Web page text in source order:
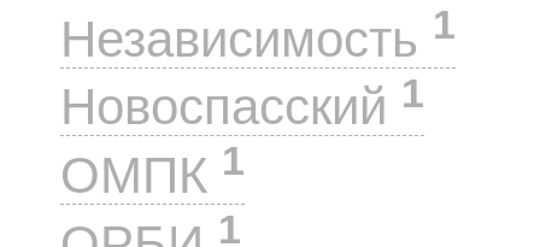
Независимость 1
Новоспасский 1
ОМПК 1
1